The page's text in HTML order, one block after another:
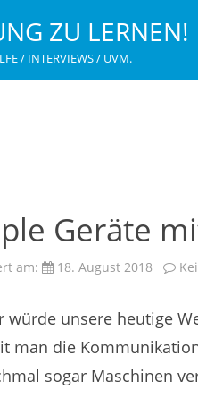
ZU LERNEN!
/ INTERVIEWS / UVM.
Geräte
am: 18. August 2018
würde unsere heutige
man die
sogar Maschinen